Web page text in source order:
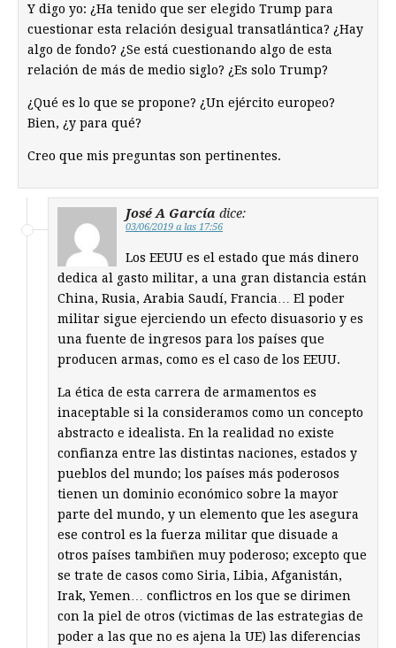
Y digo yo: ¿Ha tenido que ser elegido Trump para
cuestionar esta relación desigual transatlántica? ¿Hay
algo de fondo? ¿Se está cuestionando algo de esta
relación de más de medio siglo? ¿Es solo Trump?
¿Qué es lo que se propone? ¿Un ejército europeo?
Bien, ¿y para qué?
Creo que mis preguntas son pertinentes.
José A García dice:
03/06/2019 a las 17:56
Los EEUU es el estado que más dinero
dedica al gasto militar, a una gran distancia están
China, Rusia, Arabia Saudí, Francia… El poder
militar sigue ejerciendo un efecto disuasorio y es
una fuente de ingresos para los países que
producen armas, como es el caso de los EEUU.
La ética de esta carrera de armamentos es
inaceptable si la consideramos como un concepto
abstracto e idealista. En la realidad no existe
confianza entre las distintas naciones, estados y
pueblos del mundo; los países más poderosos
tienen un dominio económico sobre la mayor
parte del mundo, y un elemento que les asegura
ese control es la fuerza militar que disuade a
otros países tambiñen muy poderoso; excepto que
se trate de casos como Siria, Libia, Afganistán,
Irak, Yemen… conflictros en los que se dirimen
con la piel de otros (victimas de las estrategias de
poder a las que no es ajena la UE) las diferencias